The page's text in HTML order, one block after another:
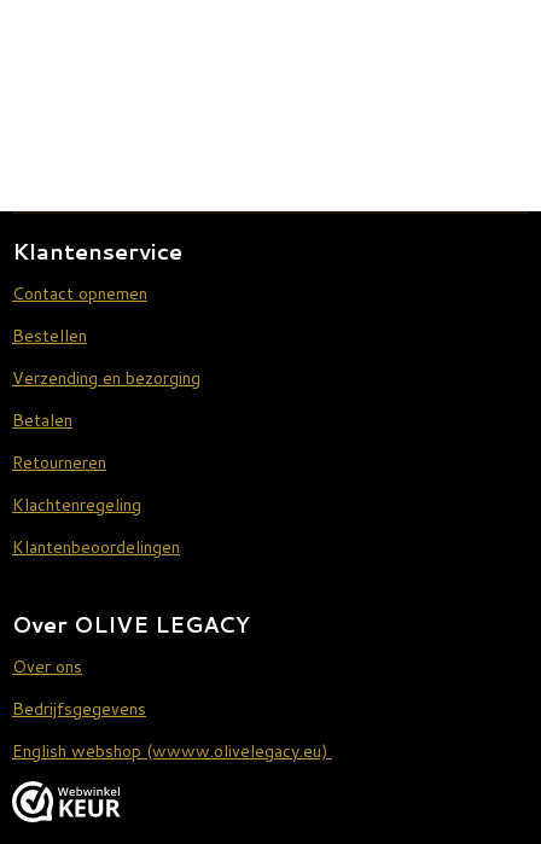
Klantenservice
Contact opnemen
Bestellen
Verzending en bezorging
Betalen
Retourneren
Klachtenregeling
Klantenbeoordelingen
Over OLIVE LEGACY
Over ons
Bedrijfsgegevens
English webshop (wwww.olivelegacy.eu)